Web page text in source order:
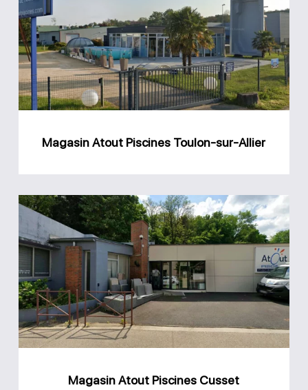
Piscines
Toulon-
sur-
Allier
Magasin Atout Piscines Toulon-sur-Allier
Magasin
Atout
Cusset
Magasin Atout Piscines Cusset